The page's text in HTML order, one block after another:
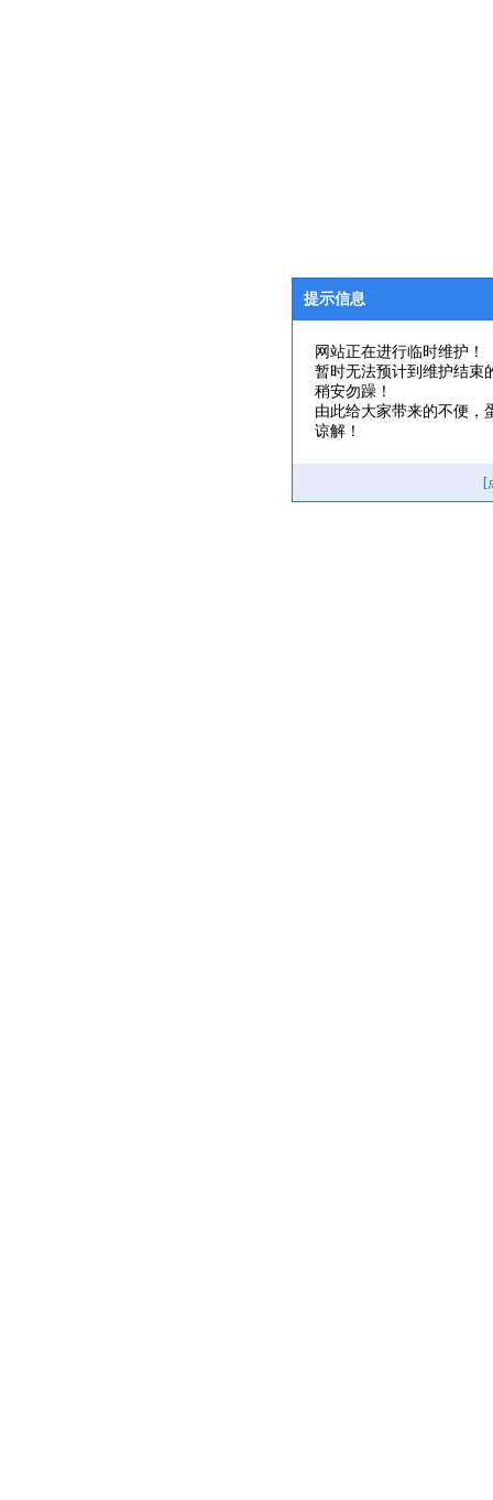
提示信息
网站正在进行临时维护！
暂时无法预计到维护结束
稍安勿躁！
由此给大家带来的不便，
谅解！
[